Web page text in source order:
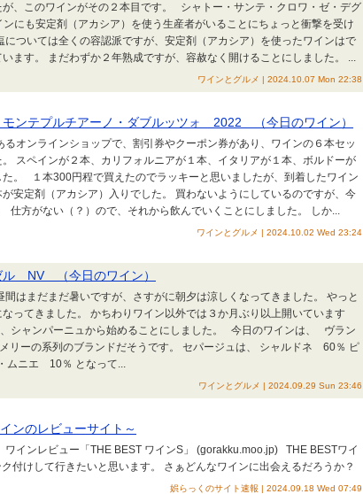
が、このワインがその２本目です。 シャトー・サンテ・クロワ・ゼ・デグ
にも安定剤（アカシア）を使う生産者がいることにちょっと衝撃を受け
については全くの容認派ですが、安定剤（アカシア）を使ったワインはで
ます。 まだわずか２年熟成ですが、容赦なく開けることにしました。 ...
ワインとグルメ | 2024.10.07 Mon 22:38
ンテプルチアーノ・ダブルッツォ 2022 （今日のワイン）
オンラインショップで、割引券やクーポン券があり、ワインの６本セッ
。 スペインが２本、カリフォルニアが１本、イタリアが１本、ボルドーが
た。 １本300円程で買えたのでラッキーと思いましたが、到着したワイン
安定剤（アカシア）入りでした。 買わないようにしているのですが、今
仕方がない（？）ので、それから飲んでいくことにしました。 しか...
ワインとグルメ | 2024.10.02 Wed 23:24
NV （今日のワイン）
はまだまだ暑いですが、さすがに朝夕は涼しくなってきました。 やっと
ってきました。 かちわりワイン以外では３か月ぶり以上開いています
シャンパーニュから始めることにしました。 今日のワインは、 ヴラン
リーの系列のブランドだそうです。 セパージュは、 シャルドネ 60％ ピ
ムニエ 10％ となって...
ワインとグルメ | 2024.09.29 Sun 23:46
ンのレビューサイト～
インレビュー「THE BEST ワインS」 (gorakku.moo.jp) THE BESTワイ
付けして行きたいと思います。 さぁどんなワインに出会えるだろうか？
娯らっくのサイト速報 | 2024.09.18 Wed 07:49